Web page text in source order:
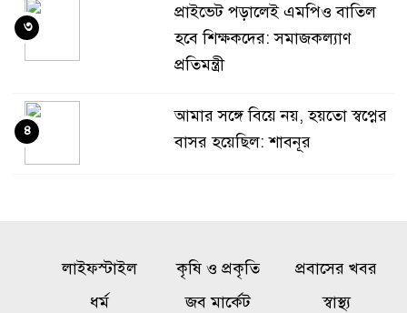
প্রাইভেট পড়ালেই এমপিও বাতিল
হবে শিক্ষকদের: সমাজকল্যাণ
প্রতিমন্ত্রী
৩
আমার সঙ্গে বিয়ে নয়, হয়তো স্বপ্নের
বাসর হয়েছিল: শাবনূর
৪
একটি চক্র জ্বালানি খাতকে
লাইফস্টাইল কৃষি ও প্রকৃতি
প্রবাসের খবর
ধর্ম
জব মার্কেট
স্বাস্থ্য